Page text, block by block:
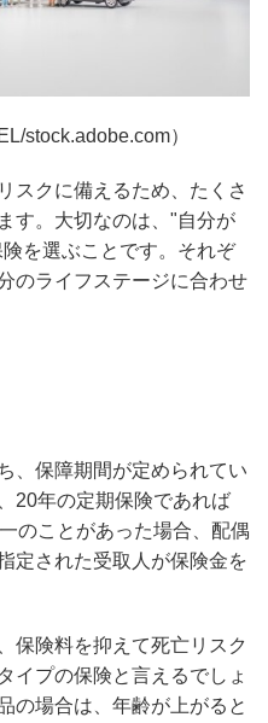
stock.adobe.com）
スクに備えるため、たくさ
す。大切なのは、"自分が
を選ぶことです。それぞ
のライフステージに合わせ
、保障期間が定められてい
20年の定期保険であれば
のことがあった場合、配偶
定された受取人が保険金を
保険料を抑えて死亡リスク
イプの保険と言えるでしょ
の場合は、年齢が上がると